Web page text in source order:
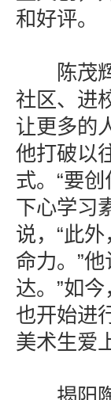
和好评。
陈茂辉
社区、进
让更多的
他打破以
式。“要
下心学习
说，“此
命力。”
达。”如
也开始进
美术生爱